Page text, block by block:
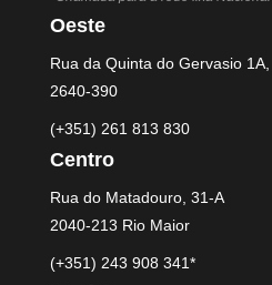
Oeste
Rua da Quinta do Gervasio 1A,
2640-390
(+351) 261 813 830
Centro
Rua do Matadouro, 31-A
2040-213 Rio Maior
(+351) 243 908 341*